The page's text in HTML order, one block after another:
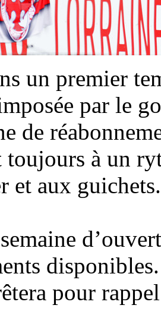
un premier
par le
de
toujours à un
et aux guichets.
pour